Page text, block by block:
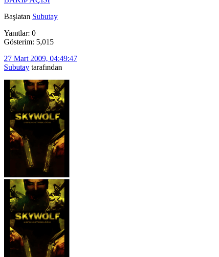
Başlatan Subutay
Yanıtlar: 0
Gösterim: 5,015
27 Mart 2009, 04:49:47
Subutay tarafından